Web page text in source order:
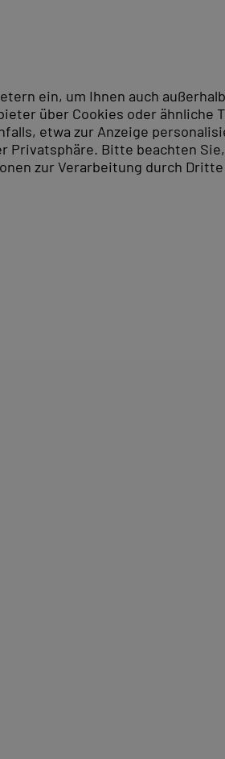
ein, um Ihnen auch
über Cookies oder
etwa zur Anzeige
Privatsphäre. Bitte beachten
zur Verarbeitung durch